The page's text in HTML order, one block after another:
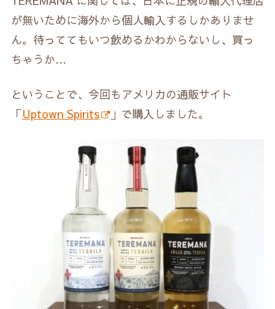
が無いために海外から個人輸入するしかありませ
ん。待っててもいつ飲めるかわからないし、買っ
ちゃうか…
ということで、今回もアメリカの通販サイト
「Uptown Spirits 」で購入しました。